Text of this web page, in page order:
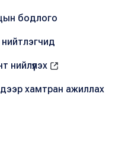
бодлого
нийлүүлэх
хамтран ажиллах